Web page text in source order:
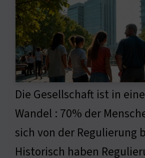
Die Gesellschaft ist in
Wandel : 70% der
sich von der Regulierung
Historisch haben